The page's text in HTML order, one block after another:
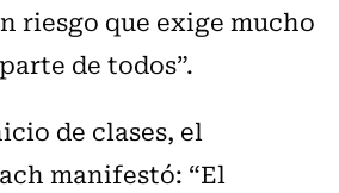
riesgo que exige mucho
de todos”.
de clases, el
manifestó: “El